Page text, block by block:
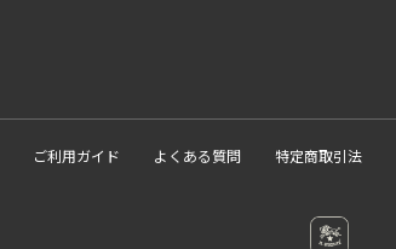
ご利用ガイド よくある質問 特定商取引法